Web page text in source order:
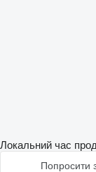
Локальний час
Попросити